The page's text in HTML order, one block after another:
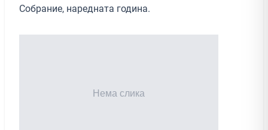
Собрание, наредната година.